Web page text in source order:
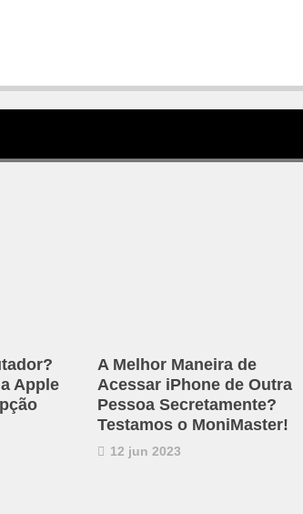
Apple
A Melhor Maneira de
Acessar iPhone de Outra
Pessoa Secretamente?
Testamos o MoniMaster!
12 jun 2023